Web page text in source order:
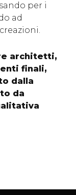
per i
ad
architetti,
finali,
dalla
da